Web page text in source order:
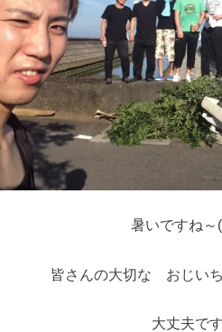
暑いですね～(
皆さんの大切な おじい
大丈夫で